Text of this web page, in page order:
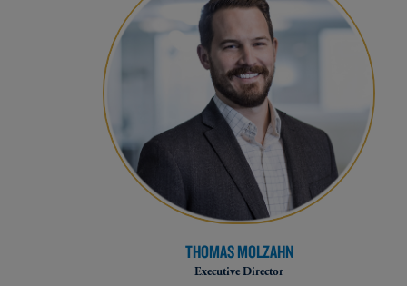
THOMAS MOLZAHN
Executive Director